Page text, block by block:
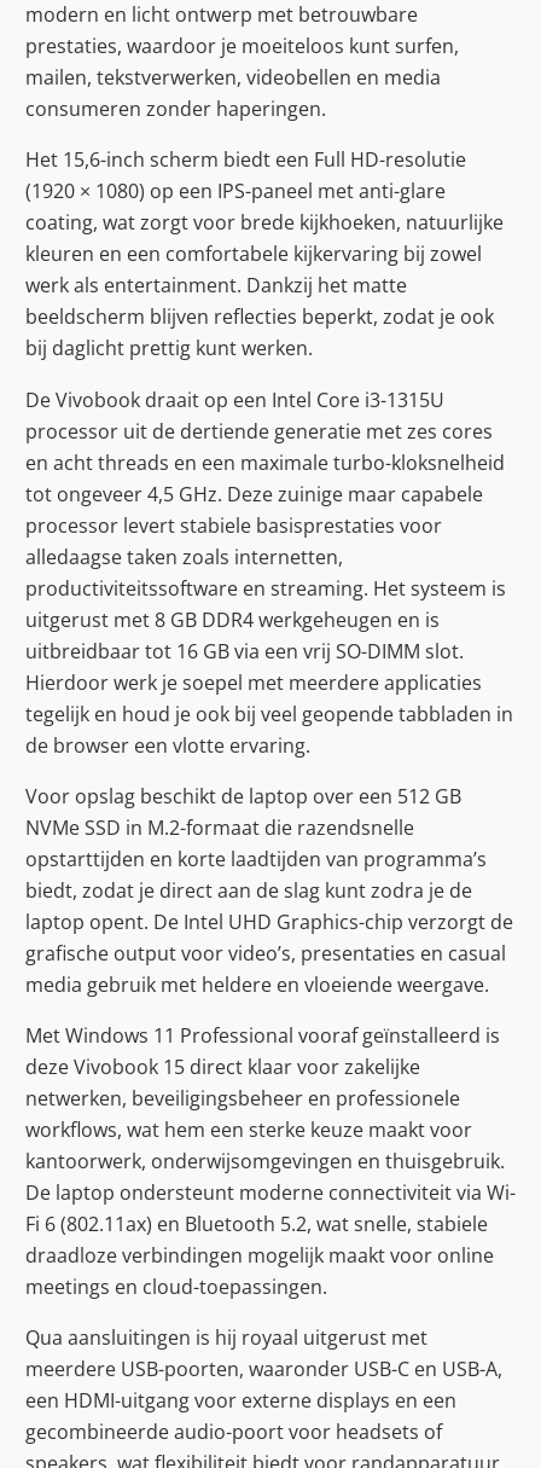
modern en licht ontwerp met betrouwbare
prestaties, waardoor je moeiteloos kunt surfen,
mailen, tekstverwerken, videobellen en media
consumeren zonder haperingen.
Het 15,6-inch scherm biedt een Full HD-resolutie
(1920 × 1080) op een IPS-paneel met anti-glare
coating, wat zorgt voor brede kijkhoeken, natuurlijke
kleuren en een comfortabele kijkervaring bij zowel
werk als entertainment. Dankzij het matte
beeldscherm blijven reflecties beperkt, zodat je ook
bij daglicht prettig kunt werken.
De Vivobook draait op een Intel Core i3-1315U
processor uit de dertiende generatie met zes cores
en acht threads en een maximale turbo-kloksnelheid
tot ongeveer 4,5 GHz. Deze zuinige maar capabele
processor levert stabiele basisprestaties voor
alledaagse taken zoals internetten,
productiviteitssoftware en streaming. Het systeem is
uitgerust met 8 GB DDR4 werkgeheugen en is
uitbreidbaar tot 16 GB via een vrij SO-DIMM slot.
Hierdoor werk je soepel met meerdere applicaties
tegelijk en houd je ook bij veel geopende tabbladen in
de browser een vlotte ervaring.
Voor opslag beschikt de laptop over een 512 GB
NVMe SSD in M.2-formaat die razendsnelle
opstarttijden en korte laadtijden van programma’s
biedt, zodat je direct aan de slag kunt zodra je de
laptop opent. De Intel UHD Graphics-chip verzorgt de
grafische output voor video’s, presentaties en casual
media gebruik met heldere en vloeiende weergave.
Met Windows 11 Professional vooraf geïnstalleerd is
deze Vivobook 15 direct klaar voor zakelijke
netwerken, beveiligingsbeheer en professionele
workflows, wat hem een sterke keuze maakt voor
kantoorwerk, onderwijsomgevingen en thuisgebruik.
De laptop ondersteunt moderne connectiviteit via Wi-
Fi 6 (802.11ax) en Bluetooth 5.2, wat snelle, stabiele
draadloze verbindingen mogelijk maakt voor online
meetings en cloud-toepassingen.
Qua aansluitingen is hij royaal uitgerust met
meerdere USB-poorten, waaronder USB-C en USB-A,
een HDMI-uitgang voor externe displays en een
gecombineerde audio-poort voor headsets of